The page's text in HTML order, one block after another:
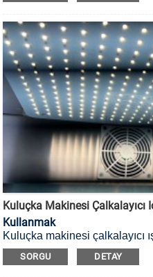
Kuluçka Makinesi
Kullanmak
Kuluçka makinesi çalkalayıcı
bitkiler veya belirli mikrobiyal
makinesi çalkalayıcısının
SORGU DETAY